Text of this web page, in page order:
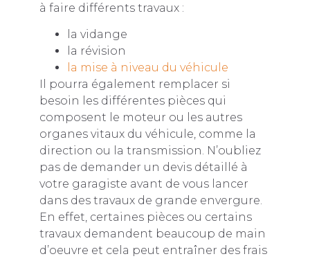
à faire différents travaux :
la vidange
la révision
la mise à niveau du véhicule
Il pourra également remplacer si
besoin les différentes pièces qui
composent le moteur ou les autres
organes vitaux du véhicule, comme la
direction ou la transmission. N’oubliez
pas de demander un devis détaillé à
votre garagiste avant de vous lancer
dans des travaux de grande envergure.
En effet, certaines pièces ou certains
travaux demandent beaucoup de main
d’oeuvre et cela peut entraîner des frais